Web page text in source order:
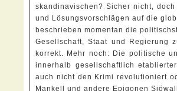
skandinavischen? Sicher nicht,
und Lösungsvorschlägen auf die
beschrieben momentan die
Gesellschaft, Staat und Regierung
korrekt. Mehr noch: Die politische
innerhalb gesellschaftlich
auch nicht den Krimi revolutioniert
Mankell und andere Epigonen